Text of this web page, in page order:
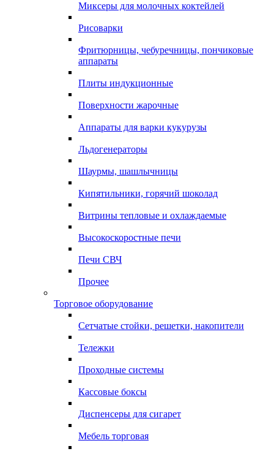
Миксеры для молочных коктейлей
Рисоварки
Фритюрницы, чебуречницы, пончиковые
аппараты
Плиты индукционные
Поверхности жарочные
Аппараты для варки кукурузы
Льдогенераторы
Шаурмы, шашлычницы
Кипятильники, горячий шоколад
Витрины тепловые и охлаждаемые
Высокоскоростные печи
Печи СВЧ
Прочее
Торговое оборудование
Сетчатые стойки, решетки, накопители
Тележки
Проходные системы
Кассовые боксы
Диспенсеры для сигарет
Мебель торговая